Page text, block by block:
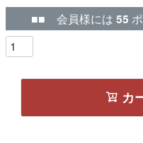
■■ 会員様には 55
カ